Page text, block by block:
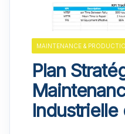
MAINTENANCE &
Plan
Industrielle